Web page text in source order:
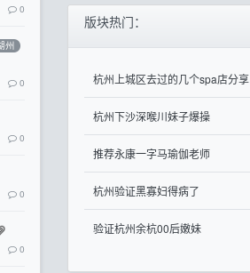
0
州
0
0
0
0
版块热门：
杭州上城区去过的几个spa店分享
杭州下沙深喉川妹子爆操
推荐永康一字马瑜伽老师
杭州验证黑寡妇得病了
验证杭州余杭00后嫩妹